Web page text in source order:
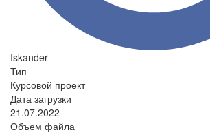
Iskander
Тип
Курсовой проект
Дата загрузки
21.07.2022
Объем файла